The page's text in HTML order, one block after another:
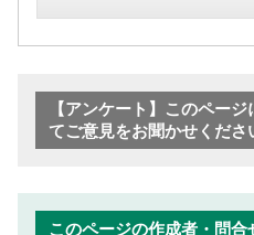
【アンケート】このページ
てご意見をお聞かせくださ
このページの作成者・問合